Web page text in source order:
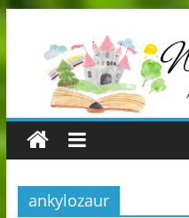
ankylozaur